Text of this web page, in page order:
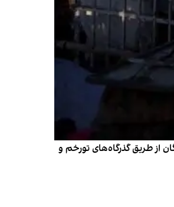
روز جهانی پناهندگان از طریق گذرگاه‌های تورخم و